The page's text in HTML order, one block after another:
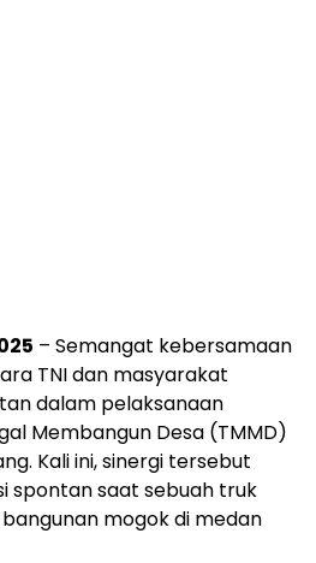
– Semangat kebersamaan
TNI dan masyarakat
dalam pelaksanaan
Membangun Desa (TMMD)
Kali ini, sinergi tersebut
spontan saat sebuah truk
mogok di medan